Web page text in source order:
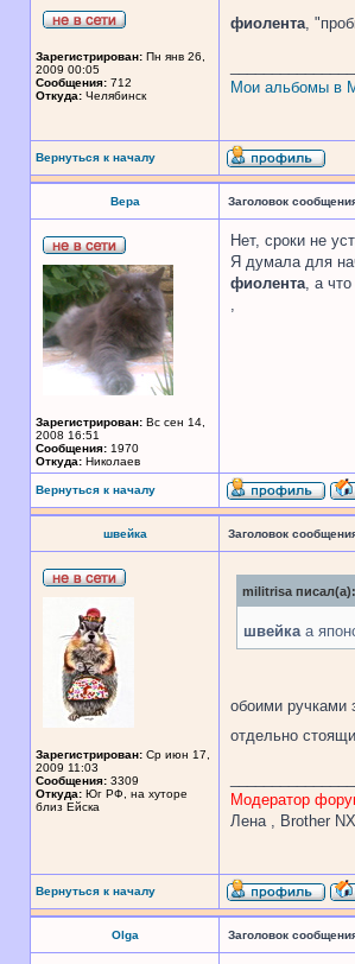
Зарегистрирован: Пн янв 26,
2009 00:05
Сообщения: 712
Откуда: Челябинск
фиолента,
Мои альбомы в
Вернуться к началу
Вера Заголовок
Зарегистрирован: Вс сен 14,
2008 16:51
Сообщения: 1970
Откуда: Николаев
Нет, сроки не
Я думала для
фиолента, а
,
Вернуться к началу
швейка Заголовок
Зарегистрирован: Ср июн 17,
2009 11:03
Сообщения: 3309
Откуда: Юг РФ, на хуторе
близ Ейска
militrisa писал(а):
швейкаа
обоими ручками
отдельно
Модератор
Лена , Brother
Вернуться к началу
Olga Заголовок